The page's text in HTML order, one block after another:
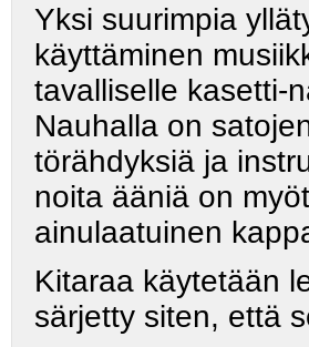
Yksi suurimpia
käyttäminen
tavalliselle kasetti-
Nauhalla on
törähdyksiä ja
noita ääniä on
ainulaatuinen
Kitaraa käytetään
särjetty siten, että